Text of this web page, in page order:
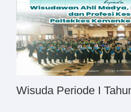
Wisuda Periode I